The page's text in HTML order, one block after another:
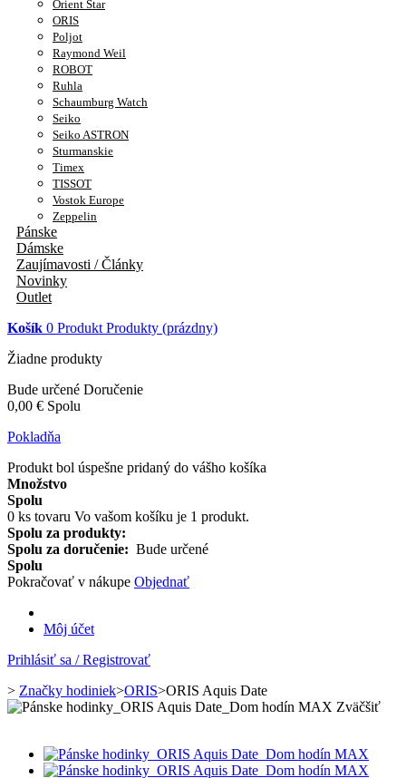
Orient Star
ORIS
Poljot
Raymond Weil
ROBOT
Ruhla
Schaumburg Watch
Seiko
Seiko ASTRON
Sturmanskie
Timex
TISSOT
Vostok Europe
Zeppelin
Pánske
Dámske
Zaujímavosti / Články
Novinky
Outlet
Košík 0 Produkt Produkty (prázdny)
Žiadne produkty
Bude určené Doručenie
0,00 € Spolu
Pokladňa
Produkt bol úspešne pridaný do vášho košíka
Množstvo
Spolu
0 ks tovaru Vo vašom košíku je 1 produkt.
Spolu za produkty:
Spolu za doručenie: Bude určené
Spolu
Pokračovať v nákupe Objednať
Môj účet
Prihlásiť sa / Registrovať
> Značky hodiniek>ORIS>ORIS Aquis Date
Zväčšiť